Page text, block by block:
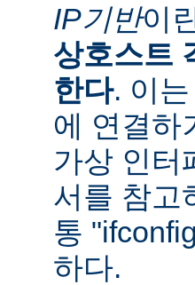
IP기반이
상호스트
한다. 이
에 연결하
가상 인터
서를 참고
통
하다.